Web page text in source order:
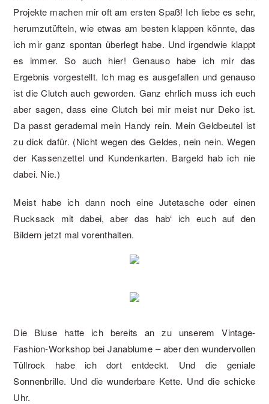
Projekte machen mir oft am ersten Spaß! Ich liebe es sehr,
herumzutüfteln, wie etwas am besten klappen könnte, das
ich mir ganz spontan überlegt habe. Und irgendwie klappt
es immer. So auch hier! Genauso habe ich mir das
Ergebnis vorgestellt. Ich mag es ausgefallen und genauso
ist die Clutch auch geworden. Ganz ehrlich muss ich euch
aber sagen, dass eine Clutch bei mir meist nur Deko ist.
Da passt gerademal mein Handy rein. Mein Geldbeutel ist
zu dick dafür. (Nicht wegen des Geldes, nein nein. Wegen
der Kassenzettel und Kundenkarten. Bargeld hab ich nie
dabei. Nie.)
Meist habe ich dann noch eine Jutetasche oder einen
Rucksack mit dabei, aber das hab‘ ich euch auf den
Bildern jetzt mal vorenthalten.
Die Bluse hatte ich bereits an zu unserem Vintage-
Fashion-Workshop bei Janablume – aber den wundervollen
Tüllrock habe ich dort entdeckt. Und die geniale
Sonnenbrille. Und die wunderbare Kette. Und die schicke
Uhr.